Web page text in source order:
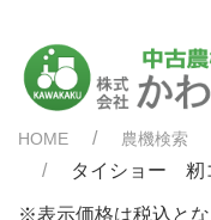
HOME 農機検索
タイショー
※表示価格は税込とな